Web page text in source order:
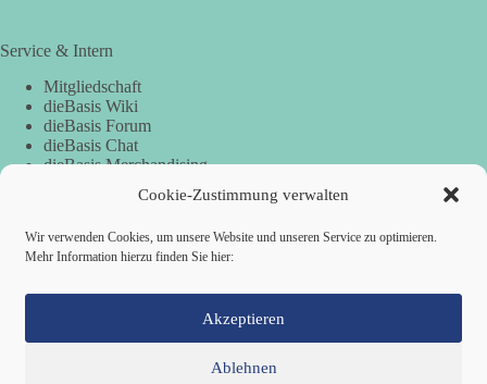
Cookie-Zustimmung verwalten
Wir verwenden Cookies, um unsere Website und unseren Service zu optimieren.
Mehr Information hierzu finden Sie hier:
Akzeptieren
Ablehnen
Service & Intern
Mitgliedschaft
dieBasis Wiki
dieBasis Forum
dieBasis Chat
dieBasis Merchandising
Spenden